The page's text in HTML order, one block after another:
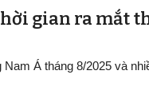
gian ra mắt
Á tháng 8/2025 và